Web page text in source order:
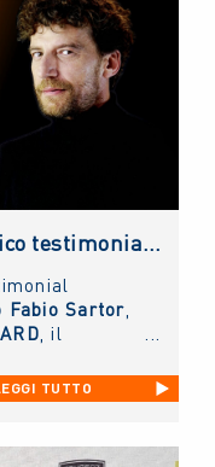
Venezia 83: Maurizio Lastrico testimonial del Premio NUOVO IMAIE Fabio Sartor
Fabio Sartor
, il
delle
TUTTO